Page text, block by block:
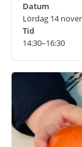
Datum
Lördag 14
Tid
14:30–16:30